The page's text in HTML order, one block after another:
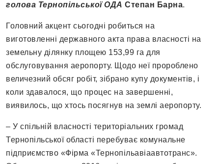
голова Тернопільської ОДА Степан Барна.
Головний акцент сьогодні робиться на
виготовленні державного акта права власності на
земельну ділянку площею 153,99 га для
обслуговування аеропорту. Щодо неї пророблено
величезний обсяг робіт, зібрано купу документів, і
коли здавалося, що процес на завершенні,
виявилось, що хтось посягнув на землі аеропорту.
– У спільній власності територіальних громад
Тернопільської області перебуває комунальне
підприємство «Фірма «Тернопільавіаавтотранс».